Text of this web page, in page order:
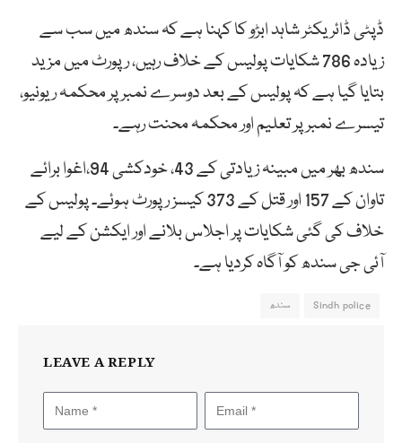
ڈپٹی ڈائریکٹر شاہد ابڑو کا کہنا ہے کہ سندھ میں سب سے
زیادہ 786 شکایات پولیس کے خلاف رہیں، رپورٹ میں مزید
بتایا گیا ہے کہ پولیس کے بعد دوسرے نمبر پر محکمہ ریونیو،
تیسرے نمبر پر تعلیم اور محکمہ محنت رہے۔
سندھ بھر میں مبینہ زیادتی کے 43، خودکشی 94،اغوا برائے
تاوان کے 157 اور قتل کے 373 کیسز رپورٹ ہوئے۔ پولیس کے
خلاف کی گئی شکایات پر اجلاس بلانے اور ایکشن کے لیے
آئی جی سندھ کو آگاہ کردیا ہے۔
Sindh police سندھ
LEAVE A REPLY